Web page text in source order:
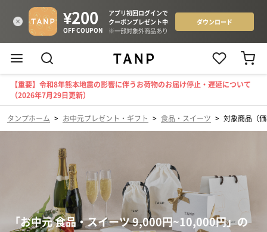
【重要】令和8年熊本地震の影響に伴うお荷物のお届け停止・遅延について
（2026年7月29日更新）
タンプホーム > お中元プレゼント・ギフト > 食品・スイーツ > 対象商品（
「お中元 食品・スイーツ 9,000円~10,000円」の